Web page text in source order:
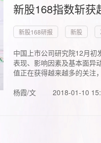
新股168指数斩
新股168研报 新股
中国上市公司研究院12月初
表现、影响因素及基本面异
值正在获得越来越多的关注
杨霞/文
2018-01-10